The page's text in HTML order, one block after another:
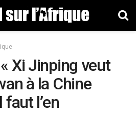
Xi Jinping veut
à la Chine
l’en